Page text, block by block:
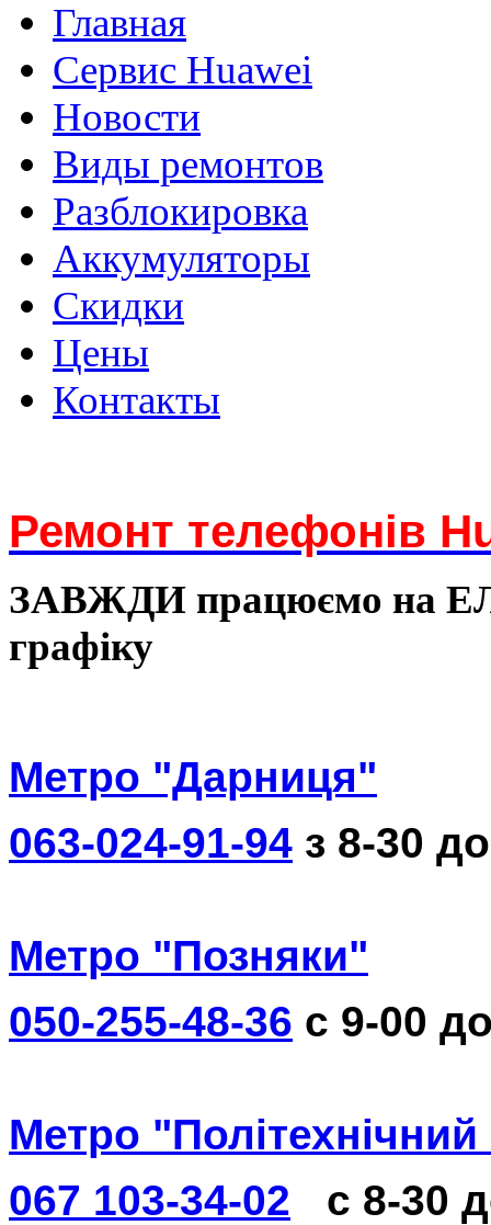
Главная
Сервис Huawei
Новости
Виды ремонтов
Разблокировка
Аккумуляторы
Скидки
Цены
Контакты
Ремонт телефонів
ЗАВЖДИ працюємо на
графіку
Метро "Дарниця"
063-024-91-94 з 8-30
Метро "Позняки"
050-255-48-36 с 9-00
Метро "Політехнічний
067 103-34-02
с 8-30